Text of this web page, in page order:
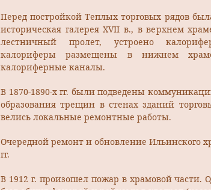
Перед постройкой Теплых торговых рядов
историческая галерея XVII в., в верхнем
лестничный пролет, устроено
калориферы размещены в нижнем
калориферные каналы.
В 1870-1890-х гг. были подведены
образования трещин в стенах зданий
велись локальные ремонтные работы.
Очередной ремонт и обновление Ильинского
гг.
В 1912 г. произошел пожар в храмовой части.